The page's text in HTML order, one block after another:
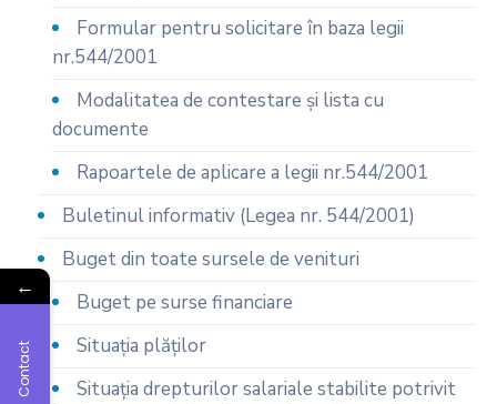
Formular pentru solicitare în baza legii
nr.544/2001
Modalitatea de contestare și lista cu
documente
Rapoartele de aplicare a legii nr.544/2001
Buletinul informativ (Legea nr. 544/2001)
Buget din toate sursele de venituri
Buget pe surse financiare
Situaţia plăţilor
Situaţia drepturilor salariale stabilite potrivit
←
Contact